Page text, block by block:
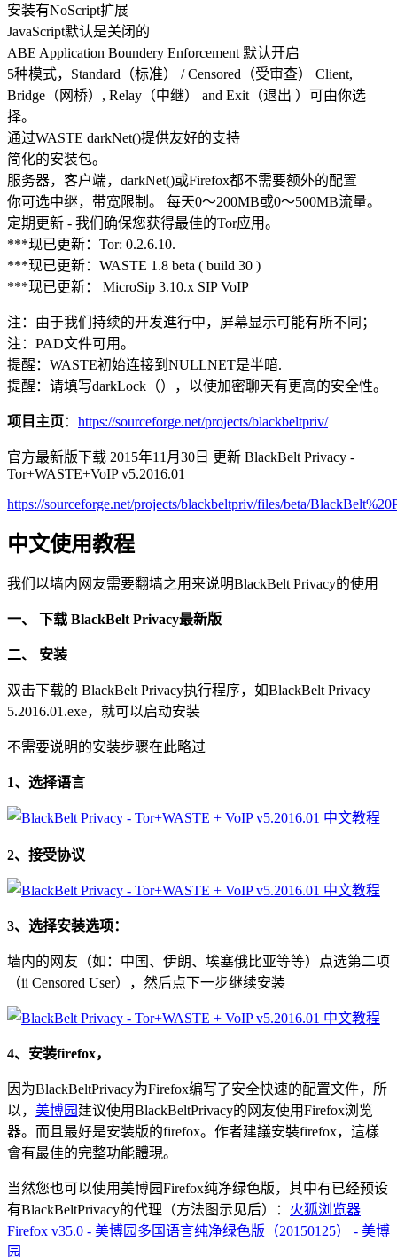
安装有NoScript扩展
JavaScript默认是关闭的
ABE Application Boundery Enforcement 默认开启
5种模式，Standard（标准） / Censored（受审查） Client,
Bridge（网桥）, Relay（中继） and Exit（退出 ）可由你选
择。
通过WASTE darkNet()提供友好的支持
简化的安装包。
服务器，客户端，darkNet()或Firefox都不需要额外的配置
你可选中继，带宽限制。 每天0～200MB或0～500MB流量。
定期更新 - 我们确保您获得最佳的Tor应用。
***现已更新：Tor: 0.2.6.10.
***现已更新：WASTE 1.8 beta ( build 30 )
***现已更新： MicroSip 3.10.x SIP VoIP
注：由于我们持续的开发進行中，屏幕显示可能有所不同；
注：PAD文件可用。
提醒：WASTE初始连接到NULLNET是半暗.
提醒：请填写darkLock（），以使加密聊天有更高的安全性。
项目主页 ： https://sourceforge.net/projects/blackbeltpriv/
官方最新版下载 2015年11月30日 更新 BlackBelt Privacy -
Tor+WASTE+VoIP v5.2016.01
https://sourceforge.net/projects/blackbeltpriv/files/beta/
中文使用教程
我们以墙内网友需要翻墙之用来说明BlackBelt Privacy的使用
一、 下载 BlackBelt Privacy最新版
二、 安装
双击下载的 BlackBelt Privacy执行程序，如BlackBelt Privacy
5.2016.01.exe，就可以启动安装
不需要说明的安装步骤在此略过
1、选择语言
2、接受协议
3、选择安装选项：
墙内的网友（如：中国、伊朗、埃塞俄比亚等等）点选第二项
（ii Censored User），然后点下一步继续安装
4、安装firefox，
因为BlackBeltPrivacy为Firefox编写了安全快速的配置文件，所
以， 美博园 建议使用BlackBeltPrivacy的网友使用Firefox浏览
器。而且最好是安装版的firefox。作者建議安裝firefox，這樣
會有最佳的完整功能體現。
当然您也可以使用美博园Firefox纯净绿色版，其中有已经预设
有BlackBeltPrivacy的代理（方法图示见后）： 火狐浏览器
Firefox v35.0 - 美博园多国语言纯净绿色版（20150125） - 美博
园